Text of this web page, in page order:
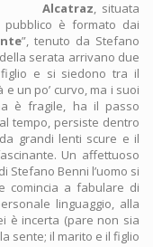
Alcatraz, situata
pubblico è formato dai
”, tenuto da Stefano
serata arrivano due
e si siedono tra il
e un po’ curvo, ma i suoi
è fragile, ha il passo
tempo, persiste dentro
grandi lenti scure e il
Un affettuoso
Stefano Benni l’uomo si
comincia a fabulare di
linguaggio, alla
è incerta (pare non sia
sente; il marito e il figlio